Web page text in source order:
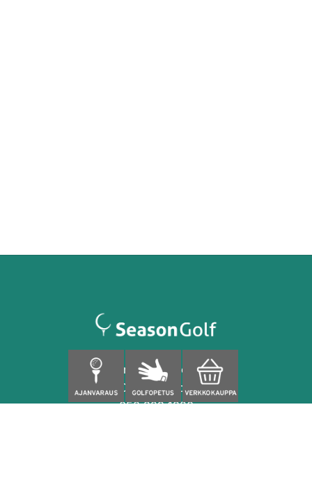
Finnoonpuisto 4
02280 Espoo
050 329 1320